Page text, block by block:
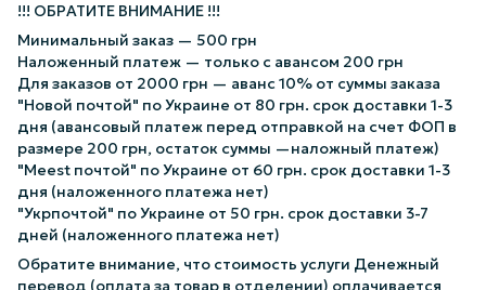
!!! ОБРАТИТЕ ВНИМАНИЕ !!!
Минимальный заказ — 500 грн
Наложенный платеж — только с авансом 200 грн
Для заказов от 2000 грн — аванс 10% от суммы заказа
"Новой почтой" по Украине от 80 грн. срок доставки 1-3
дня (авансовый платеж перед отправкой на счет ФОП в
размере 200 грн, остаток суммы —наложный платеж)
"Meest почтой" по Украине от 60 грн. срок доставки 1-3
дня (наложенного платежа нет)
"Укрпочтой" по Украине от 50 грн. срок доставки 3-7
дней (наложенного платежа нет)
Обратите внимание, что стоимость услуги Денежный
перевод (оплата за товар в отделении) оплачивается